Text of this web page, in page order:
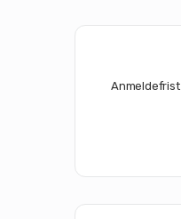
Anmeldefrist